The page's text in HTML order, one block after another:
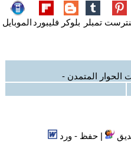
تمبلر بلوكر فليبورد الموبايل
الحوار المتمدن -
|حفظ - ورد